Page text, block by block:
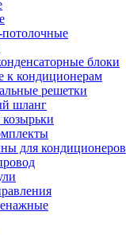
блоки
кондиционерам
решетки
шланг
для кондиционеров